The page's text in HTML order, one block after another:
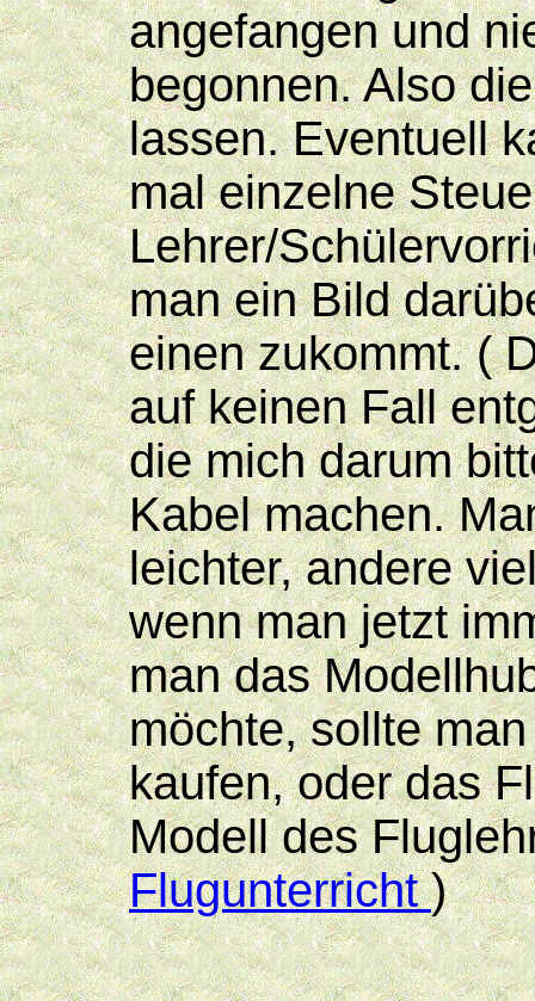
angefangen und
begonnen. Also
lassen. Eventuell
mal einzelne
Lehrer/
man ein Bild
einen zukommt. (
auf keinen Fall
die mich darum
Kabel machen.
leichter, andere
wenn man jetzt
man das
möchte, sollte
kaufen, oder das
Modell des
Flugunterricht)